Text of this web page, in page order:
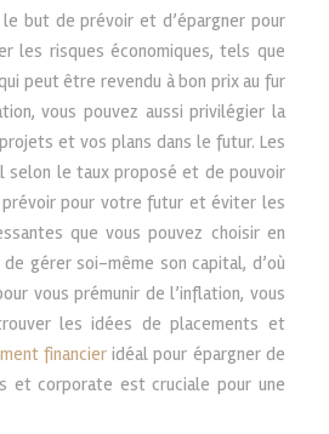
but de prévoir et d’épargner pour
les risques économiques, tels que
peut être revendu à bon prix au fur
vous pouvez aussi privilégier la
et vos plans dans le futur. Les
selon le taux proposé et de pouvoir
prévoir pour votre futur et éviter les
que vous pouvez choisir en
gérer soi-même son capital, d’où
vous prémunir de l’inflation, vous
les idées de placements et
financier idéal pour épargner de
et corporate est cruciale pour une